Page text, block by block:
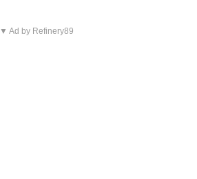
▼ Ad by Refinery89